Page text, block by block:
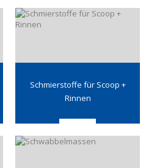
Schmierstoffe für Scoop +
Rinnen